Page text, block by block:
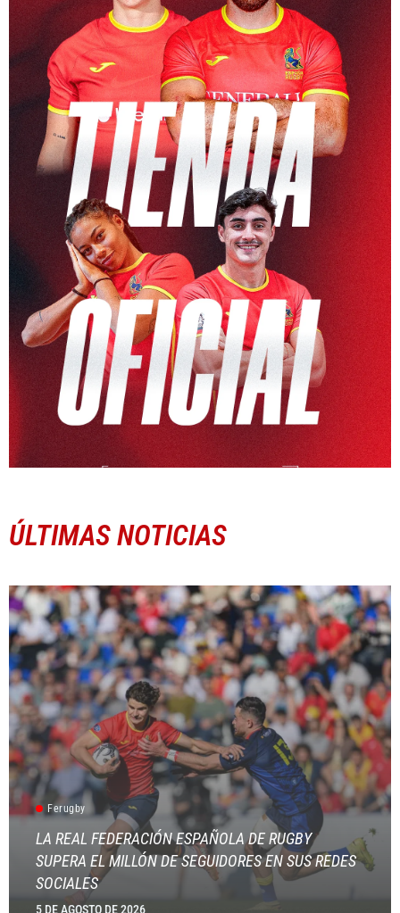
ÚLTIMAS NOTICIAS
Ferugby
LA REAL FEDERACIÓN ESPAÑOLA DE RUGBY
SUPERA EL MILLÓN DE SEGUIDORES EN SUS REDES
SOCIALES
5 DE AGOSTO DE 2026